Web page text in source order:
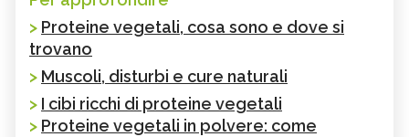
> Proteine vegetali, cosa sono e dove si
trovano
> Muscoli, disturbi e cure naturali
> I cibi ricchi di proteine vegetali
> Proteine vegetali in polvere: come